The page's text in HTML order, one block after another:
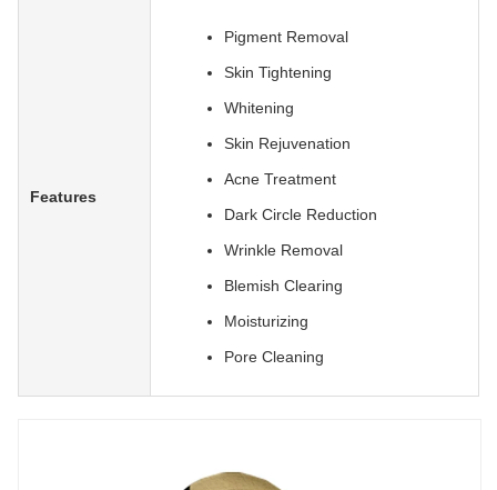
Features
Pigment Removal
Skin Tightening
Whitening
Skin Rejuvenation
Acne Treatment
Dark Circle Reduction
Wrinkle Removal
Blemish Clearing
Moisturizing
Pore Cleaning